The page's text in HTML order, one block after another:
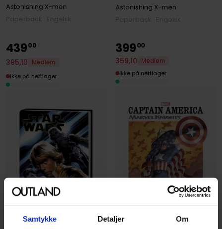
Samtykke Detaljer Om
Astonishing X-men
Astonishing X-men
43900
395,10
Medlem
Ikke på nettlager
39900
359,10
Medlem
Ikke på nettlager